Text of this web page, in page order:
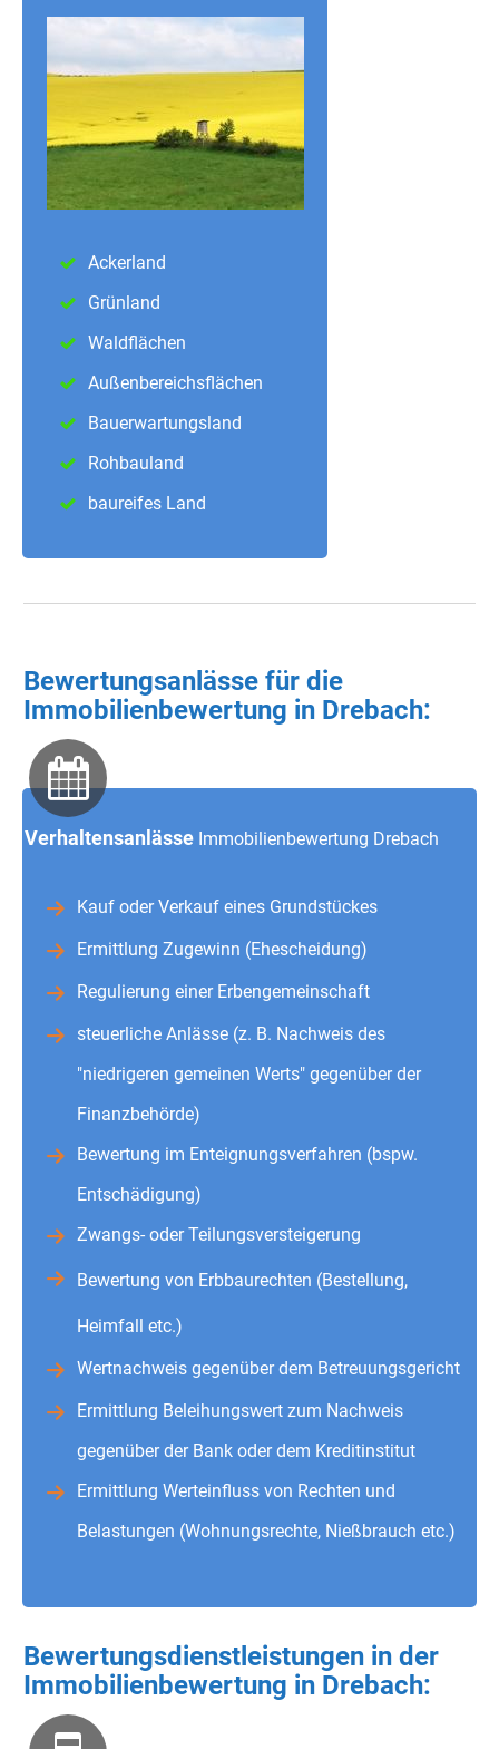
Ackerland
Grünland
Waldflächen
Außenbereichsflächen
Bauerwartungsland
Rohbauland
baureifes Land
Bewertungsanlässe für die
Immobilienbewertung in Drebach:
Verhaltensanlässe Immobilienbewertung Drebach
Kauf oder Verkauf eines Grundstückes
Ermittlung Zugewinn (Ehescheidung)
Regulierung einer Erbengemeinschaft
steuerliche Anlässe (z. B. Nachweis des
"niedrigeren gemeinen Werts" gegenüber der
Finanzbehörde)
Bewertung im Enteignungsverfahren (bspw.
Entschädigung)
Zwangs- oder Teilungsversteigerung
Bewertung von Erbbaurechten (Bestellung,
Heimfall etc.)
Wertnachweis gegenüber dem Betreuungsgericht
Ermittlung Beleihungswert zum Nachweis
gegenüber der Bank oder dem Kreditinstitut
Ermittlung Werteinfluss von Rechten und
Belastungen (Wohnungsrechte, Nießbrauch etc.)
Bewertungsdienstleistungen in der
Immobilienbewertung in Drebach: